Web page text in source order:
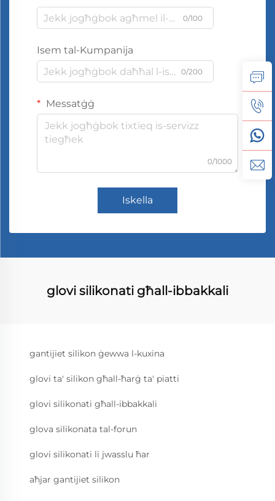
0/100
Isem tal-Kumpanija
0/200
Messatġġ
0/1000
Iskella
glovi silikonati għall-ibbakkali
gantijiet silikon ġewwa l-kuxina
glovi ta' silikon għall-ħarġ ta' piatti
glovi silikonati għall-ibbakkali
glova silikonata tal-forun
glovi silikonati li jwasslu ħar
aħjar gantijiet silikon